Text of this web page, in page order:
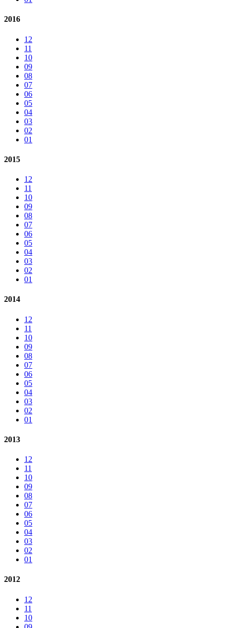
2016
12
11
10
09
08
07
06
05
04
03
02
01
2015
12
11
10
09
08
07
06
05
04
03
02
01
2014
12
11
10
09
08
07
06
05
04
03
02
01
2013
12
11
10
09
08
07
06
05
04
03
02
01
2012
12
11
10